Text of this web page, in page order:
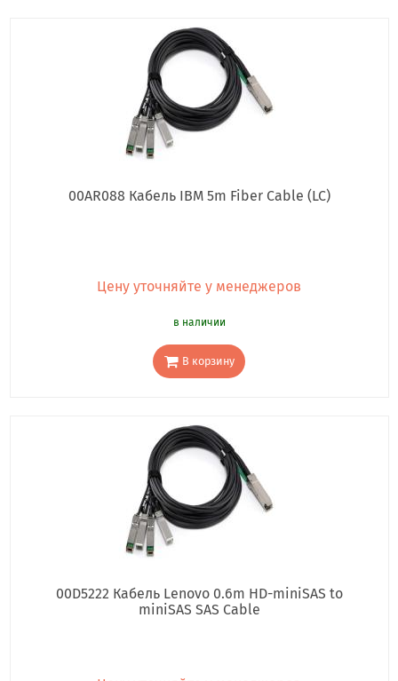
00AR088 Кабель IBM 5m Fiber Cable (LC)
Цену уточняйте у менеджеров
в наличии
В корзину
00D5222 Кабель Lenovo 0.6m HD-miniSAS to
miniSAS SAS Cable